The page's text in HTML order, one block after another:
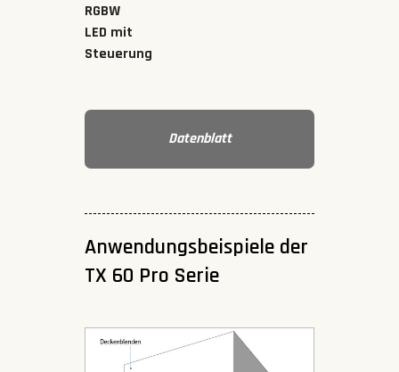
RGBW
LED mit
Steuerung
Datenblatt
Anwendungsbeispiele der
TX 60 Pro Serie